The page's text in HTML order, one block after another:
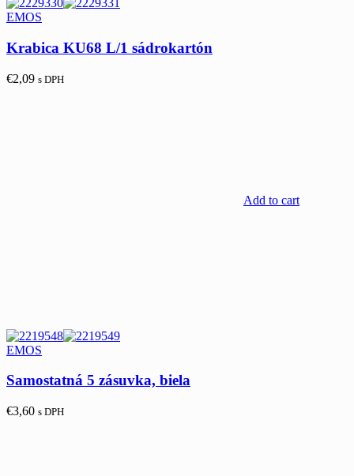
EMOS
Krabica KU68 L/1 sádrokartón
€2,09 s DPH
Add to cart
EMOS
Samostatná 5 zásuvka, biela
€3,60 s DPH